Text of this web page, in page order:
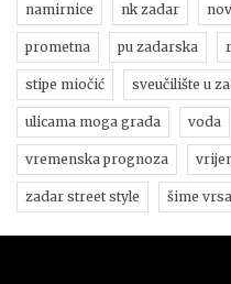
namirnice nk zadar
prometna pu zadarska
stipe miočić sveučilište u
ulicama moga grada voda
vremenska prognoza
zadar street style šime